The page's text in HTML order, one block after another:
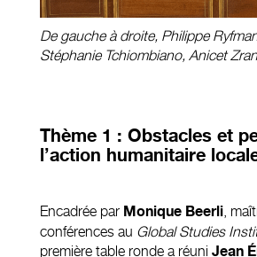
De gauche à droite, Philippe
Stéphanie Tchiombiano, Anicet Zran
Thème 1 : Obstacles et
l’action humanitaire
Encadrée par Monique Beerli,
conférences au Global Studies
première table ronde a réuni Jean